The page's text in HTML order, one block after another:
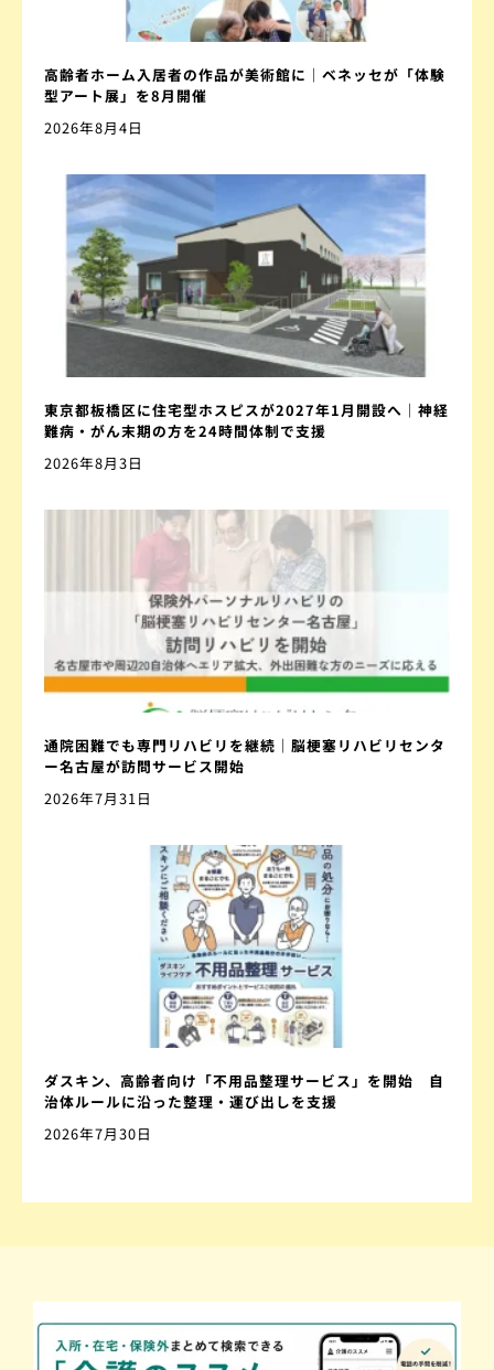
高齢者ホーム入居者の作品が美術館に｜ベネッセが「体験
型アート展」を8月開催
2026年8月4日
東京都板橋区に住宅型ホスピスが2027年1月開設へ｜神経
難病・がん末期の方を24時間体制で支援
2026年8月3日
通院困難でも専門リハビリを継続｜脳梗塞リハビリセンタ
ー名古屋が訪問サービス開始
2026年7月31日
ダスキン、高齢者向け「不用品整理サービス」を開始 自
治体ルールに沿った整理・運び出しを支援
2026年7月30日